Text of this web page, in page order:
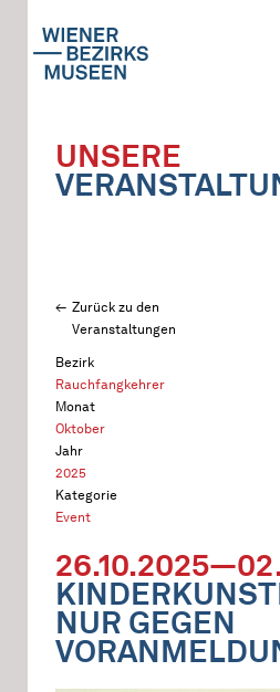
UNSERE
Zurück zu den
Veranstaltungen
Bezirk
Rauchfangkehrer
Monat
Oktober
Jahr
2025
Kategorie
Event
NUR GEGEN